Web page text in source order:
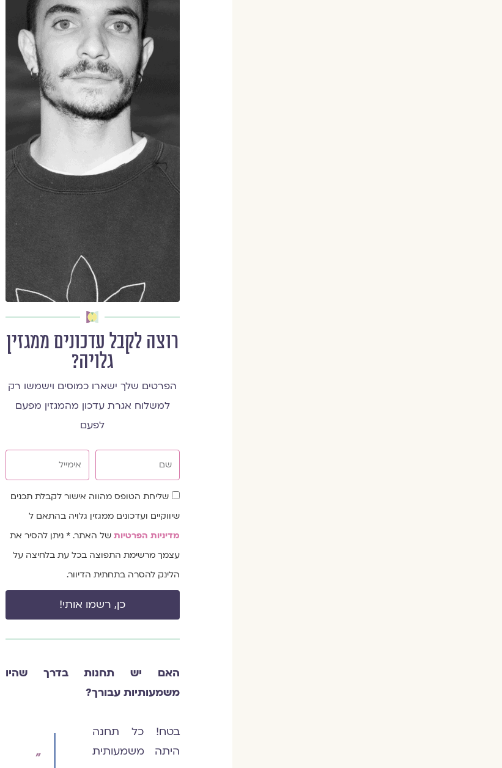
רוצה לקבל עדכונים ממגזין
גלויה?
הפרטים שלך ישארו כמוסים וישמשו רק
למשלוח אגרת עדכון מהמגזין מפעם
לפעם
שדהשליחת הטופס מהווה אישור לקבלת תכנים
שיווקיים ועדכונים ממגזין גלויה בהתאם ל
מדיניות הפרטיות של האתר. * ניתן להסיר את
עצמך מרשימת התפוצה בכל עת בלחיצה על
הלינק להסרה בתחתית הדיוור.
כן, רשמו אותי!
האם יש תחנות בדרך שהיו
משמעותיות עבורך?
בטח! כל תחנה
היתה משמעותית
"